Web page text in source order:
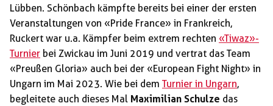
Lübben. Schönbach kämpfte bereits bei einer der ersten
Veranstaltungen von «Pride France» in Frankreich,
Ruckert war u.a. Kämpfer beim extrem rechten «Tiwaz»-
Turnier bei Zwickau im Juni 2019 und vertrat das Team
«Preußen Gloria» auch bei der «European Fight Night» in
Ungarn im Mai 2023. Wie bei dem Turnier in Ungarn,
begleitete auch dieses Mal Maximilian Schulze das